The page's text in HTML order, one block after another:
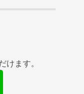
ます。